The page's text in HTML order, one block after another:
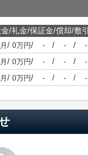
金/礼金/保証金/償却/敷引
/ 0万円/ - / - / -
/ 0万円/ - / - / -
/ 0万円/ - / - / -